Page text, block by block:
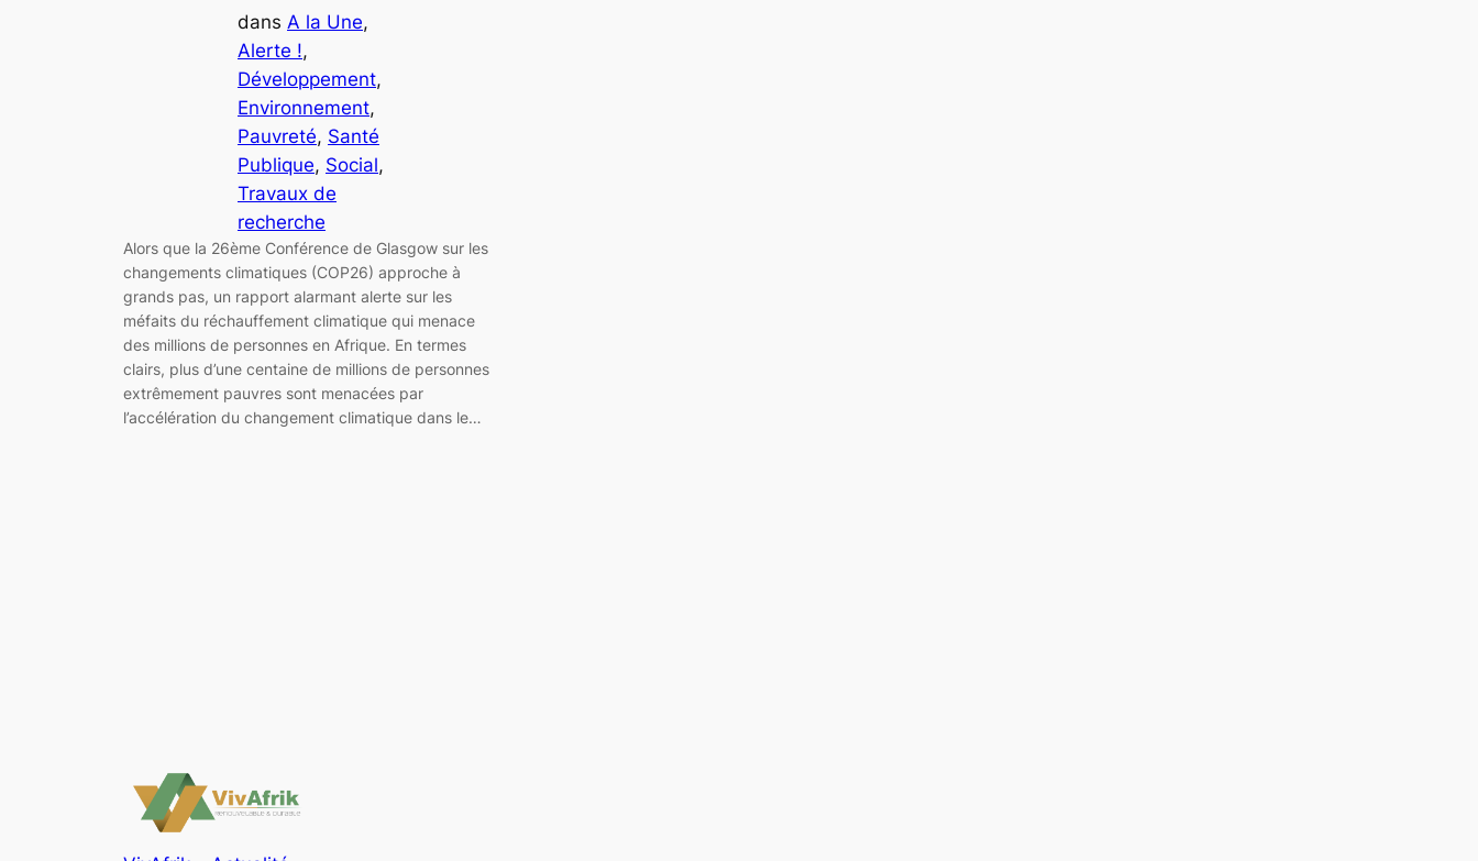
dans A la Une
Alerte !
Développement
Environnement
Pauvreté, Santé
Publique, Social
Travaux de
recherche
Alors que la 26ème Conférence de Glasgow sur les
changements climatiques (COP26) approche à
grands pas, un rapport alarmant alerte sur les
méfaits du réchauffement climatique qui menace
des millions de personnes en Afrique. En termes
clairs, plus d’une centaine de millions de personnes
extrêmement pauvres sont menacées par
l’accélération du changement climatique dans le…